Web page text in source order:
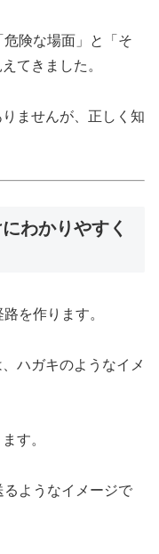
険な場面」と「そ
てきました。
ませんが、正しく知
わかりやすく
を作ります。
ハガキのようなイメ
す。
ようなイメージで